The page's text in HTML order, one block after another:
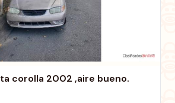
corolla 2002 ,aire bueno.